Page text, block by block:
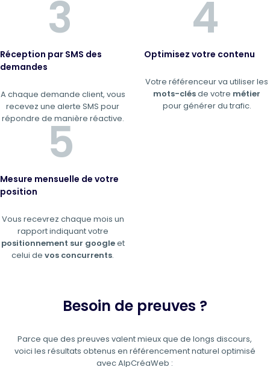
Réception par SMS des
demandes
A chaque demande client, vous
recevez une alerte SMS pour
répondre de manière réactive.
Optimisez votre contenu
Votre référenceur va utiliser les
mots-clésde votre métier
pour générer du trafic.
Mesure mensuelle de votre
position
Vous recevrez chaque mois un
rapport indiquant votre
positionnement sur googleet
celui devos concurrents.
Besoin de preuves ?
Parce que des preuves valent mieux que de longs discours,
voici les résultats obtenus en référencement naturel optimisé
avec AlpCréaWeb :